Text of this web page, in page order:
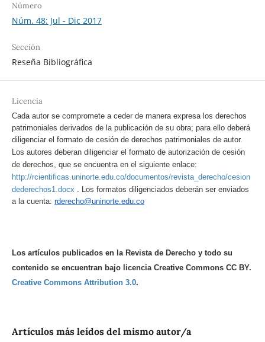
Número
Núm. 48: Jul - Dic 2017
Sección
Reseña Bibliográfica
Licencia
Cada autor se compromete a ceder de manera expresa los derechos
patrimoniales derivados de la publicación de su obra; para ello deberá
diligenciar el formato de cesión de derechos patrimoniales de autor.
Los autores deberan diligenciar el formato de autorización de cesión
de derechos, que se encuentra en el siguiente enlace:
http://rcientificas.uninorte.edu.co/documentos/revista_derecho/cesion
dederechos1.docx . Los formatos diligenciados deberán ser enviados
a la cuenta: rderecho@uninorte.edu.co
Los artículos publicados en la Revista de Derecho y todo su
contenido se encuentran bajo licencia Creative Commons CC BY.
Creative Commons Attribution 3.0.
Artículos más leídos del mismo autor/a